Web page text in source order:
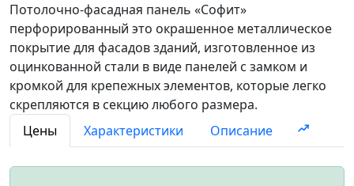
Потолочно-фасадная панель «Софит»
перфорированный это окрашенное металлическое
покрытие для фасадов зданий, изготовленное из
оцинкованной стали в виде панелей с замком и
кромкой для крепежных элементов, которые легко
скрепляются в секцию любого размера.
Цены
Характеристики Описание